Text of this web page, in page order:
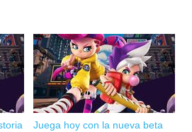
Juega hoy con la nueva beta